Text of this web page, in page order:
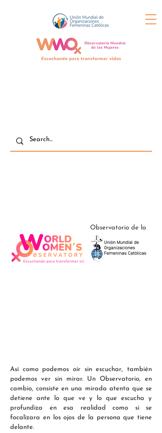
Observatorio de la
Así como podemos oír sin escuchar, también
podemos ver sin mirar. Un Observatorio, en
cambio, consiste en una mirada atenta que se
detiene ante lo que ve y lo que escucha y
profundiza en esa realidad como si se
focalizara en los ojos de la persona que tiene
delante.